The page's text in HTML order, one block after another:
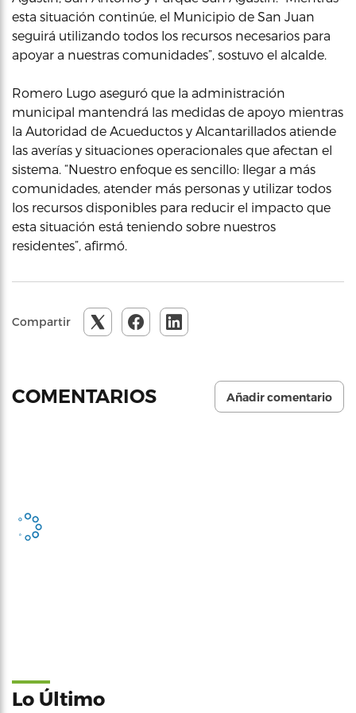
esta situación continúe, el Municipio de San Juan
seguirá utilizando todos los recursos necesarios para
apoyar a nuestras comunidades”, sostuvo el alcalde.
Romero Lugo aseguró que la administración
municipal mantendrá las medidas de apoyo mientras
la Autoridad de Acueductos y Alcantarillados atiende
las averías y situaciones operacionales que afectan el
sistema. “Nuestro enfoque es sencillo: llegar a más
comunidades, atender más personas y utilizar todos
los recursos disponibles para reducir el impacto que
esta situación está teniendo sobre nuestros
residentes”, afirmó.
Compartir
COMENTARIOS Añadir comentario
Lo Último